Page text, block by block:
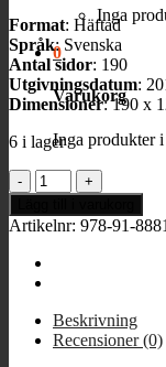
Inga
0
Varukorg
Inga produkter
Format: Häftad
Språk: Svenska
Antal sidor: 190
Utgivningsdatum:
Dimensioner: 190 x
6 i lager
Det
går
en
liten
ängel
mängd
Artikelnr: 978-91-
Beskrivning
Recensioner (0)